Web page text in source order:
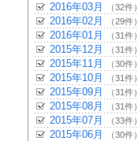
2016年03月 （32件）
2016年02月 （29件）
2016年01月 （31件）
2015年12月 （31件）
2015年11月 （30件）
2015年10月 （31件）
2015年09月 （31件）
2015年08月 （31件）
2015年07月 （33件）
2015年06月 （30件）